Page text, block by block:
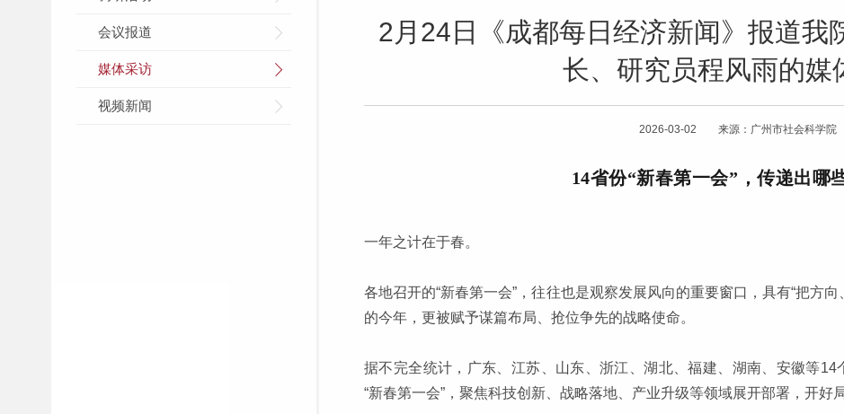
会议报道
媒体采访
视频新闻
2月24日《成都每日经济新闻》报道我
长、研究员程风雨的媒
2026-03-02 来源：广州市社会科学院
14省份“新春第一会”，传递出哪
一年之计在于春。
各地召开的“新春第一会”，往往也是观察发展风向的重要窗口，具有“把方
的今年，更被赋予谋篇布局、抢位争先的战略使命。
据不完全统计，广东、江苏、山东、浙江、湖北、福建、湖南、安徽等
“新春第一会”，聚焦科技创新、战略落地、产业升级等领域展开部署，开好